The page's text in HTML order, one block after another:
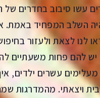
עשו סיבוב בחדרים של
השלב המפחיד באמת.
לנו לצאת ולעזור
יש להם פחות משעתיים
עשרים ילדים,
ויצאתי. מהמדרגות